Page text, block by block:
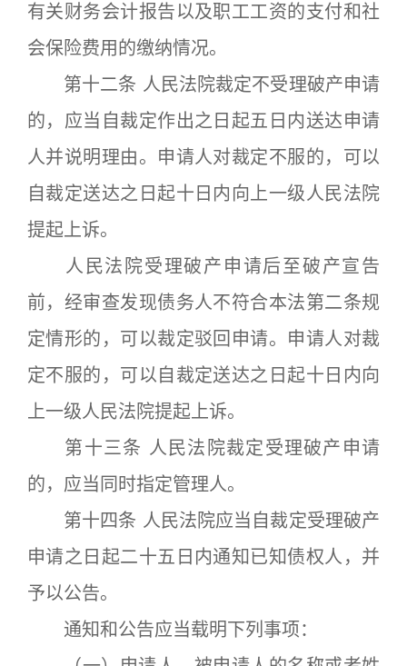
有关财务会计报告以及职工工资的支付和社
会保险费用的缴纳情况。
第十二条 人民法院裁定不受理破产申请
的，应当自裁定作出之日起五日内送达申请
人并说明理由。申请人对裁定不服的，可以
自裁定送达之日起十日内向上一级人民法院
提起上诉。
人民法院受理破产申请后至破产宣告
前，经审查发现债务人不符合本法第二条规
定情形的，可以裁定驳回申请。申请人对裁
定不服的，可以自裁定送达之日起十日内向
上一级人民法院提起上诉。
第十三条 人民法院裁定受理破产申请
的，应当同时指定管理人。
第十四条 人民法院应当自裁定受理破产
申请之日起二十五日内通知已知债权人，并
予以公告。
通知和公告应当载明下列事项：